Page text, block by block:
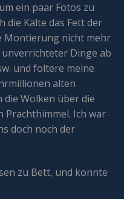
ein paar Fotos zu
die Kälte das Fett der
Montierung nicht mehr
Dinge ab
und foltere meine
alten
die Wolken über die
Prachthimmel. Ich war
doch noch der
zu Bett, und konnte